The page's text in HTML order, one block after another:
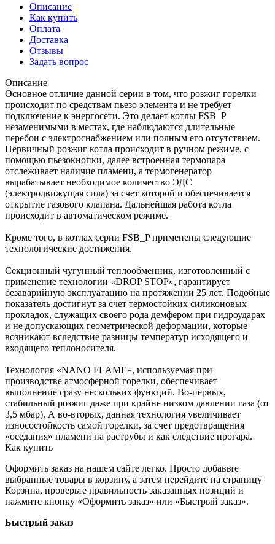
Описание
Как купить
Оплата
Доставка
Отзывы
Задать вопрос
Описание
Основное отличие данной серии в том, что розжиг горелки
происходит по средствам пьезо элемента и не требует
подключение к энергосети. Это делает котлы FSB_P
незаменимыми в местах, где наблюдаются длительные
перебои с электроснабжением или полным его отсутствием.
Первичный розжиг котла происходит в ручном режиме, с
помощью пьезокнопки, далее встроенная термопара
отслеживает наличие пламени, а термогенератор
вырабатывает необходимое количество ЭДС
(электродвижущая сила) за счет которой и обеспечивается
открытие газового клапана. Дальнейшая работа котла
происходит в автоматическом режиме.
Кроме того, в котлах серии FSB_P применены следующие
технологические достижения.
Секционный чугунный теплообменник, изготовленный с
применение технологии «DROP STOP», гарантирует
безаварийную эксплуатацию на протяжении 25 лет. Подобные
показатель достигнут за счет термостойких силиконовых
прокладок, служащих своего рода демфером при гидроударах
и не допускающих геометрической деформации, которые
возникают вследствие разницы температур исходящего и
входящего теплоносителя.
Технология «NANO FLAME», используемая при
производстве атмосферной горелки, обеспечивает
выполнение сразу нескольких функций. Во-первых,
стабильный розжиг даже при крайне низком давлении газа (от
3,5 мбар). А во-вторых, данная технология увеличивает
износостойкость самой горелки, за счет предотвращения
«оседания» пламени на раструбы и как следствие прогара.
Как купить
Оформить заказ на нашем сайте легко. Просто добавьте
выбранные товары в корзину, а затем перейдите на страницу
Корзина, проверьте правильность заказанных позиций и
нажмите кнопку «Оформить заказ» или «Быстрый заказ».
Быстрый заказ